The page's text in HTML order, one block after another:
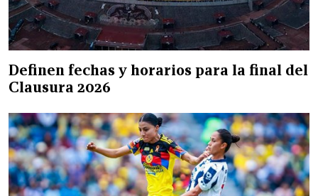
Definen fechas y horarios para la final del
Clausura 2026